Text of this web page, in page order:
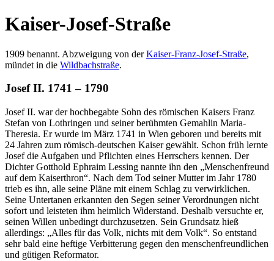
Kaiser-Josef-Straße
1909 benannt. Abzweigung von derKaiser-Franz-Josef-Straße,
mündet in die Wildbachstraße.
Josef II. 1741 – 1790
Josef II. war der hochbegabte Sohn des römischen Kaisers Franz
Stefan von Lothringen und seiner berühmten Gemahlin Maria-
Theresia. Er wurde im März 1741 in Wien geboren und bereits mit
24 Jahren zum römisch-deutschen Kaiser gewählt. Schon früh lernte
Josef die Aufgaben und Pflichten eines Herrschers kennen. Der
Dichter Gotthold Ephraim Lessing nannte ihn den „Menschenfreund
auf dem Kaiserthron“. Nach dem Tod seiner Mutter im Jahr 1780
trieb es ihn, alle seine Pläne mit einem Schlag zu verwirklichen.
Seine Untertanen erkannten den Segen seiner Verordnungen nicht
sofort und leisteten ihm heimlich Widerstand. Deshalb versuchte er,
seinen Willen unbedingt durchzusetzen. Sein Grundsatz hieß
allerdings: „Alles für das Volk, nichts mit dem Volk“. So entstand
sehr bald eine heftige Verbitterung gegen den menschenfreundlichen
und gütigen Reformator.